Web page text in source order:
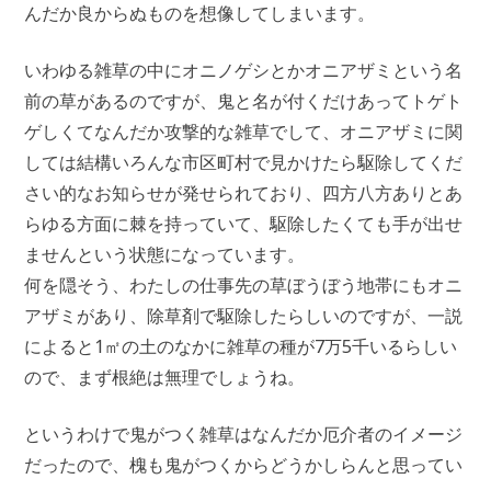
んだか良からぬものを想像してしまいます。
いわゆる雑草の中にオニノゲシとかオニアザミという名
前の草があるのですが、鬼と名が付くだけあってトゲト
ゲしくてなんだか攻撃的な雑草でして、オニアザミに関
しては結構いろんな市区町村で見かけたら駆除してくだ
さい的なお知らせが発せられており、四方八方ありとあ
らゆる方面に棘を持っていて、駆除したくても手が出せ
ませんという状態になっています。
何を隠そう、わたしの仕事先の草ぼうぼう地帯にもオニ
アザミがあり、除草剤で駆除したらしいのですが、一説
によると1㎡の土のなかに雑草の種が7万5千いるらしい
ので、まず根絶は無理でしょうね。
というわけで鬼がつく雑草はなんだか厄介者のイメージ
だったので、槐も鬼がつくからどうかしらんと思ってい